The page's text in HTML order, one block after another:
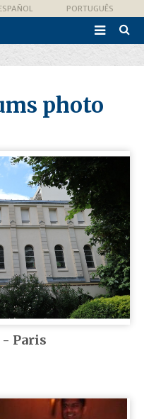
PORTUGUÊS

photo
- Paris